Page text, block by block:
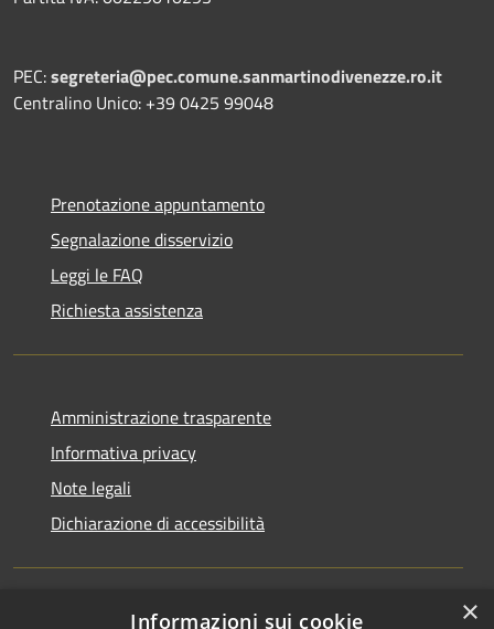
PEC:segreteria@pec.comune.sanmartinodivenezze.ro.it
Centralino Unico: +39 0425 99048
Prenotazione appuntamento
Segnalazione disservizio
Leggi le FAQ
Richiesta assistenza
Amministrazione trasparente
Informativa privacy
Note legali
Dichiarazione di accessibilità
×
Informazioni sui cookie